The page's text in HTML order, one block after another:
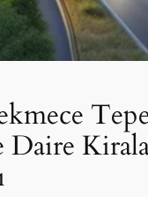
Daire